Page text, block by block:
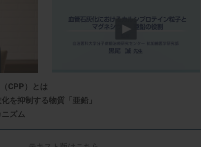
CPP）とは
を抑制する物質「亜鉛」
ズム